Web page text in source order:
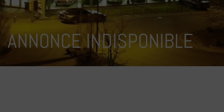
ANNONCE INDISPONIBLE